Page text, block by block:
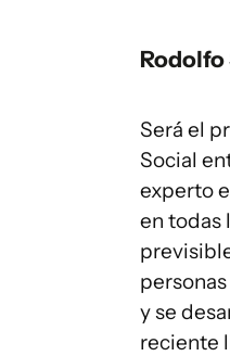
Será el
Social
experto
en todas
y se
reciente